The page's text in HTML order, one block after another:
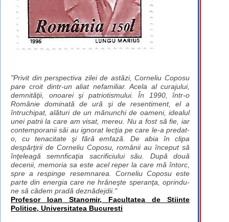
"Privit din perspectiva zilei de astăzi, Corneliu Coposu
pare croit dintr-un aliat nefamiliar. Acela al curajului,
demnităţii, onoarei şi patriotismului. În 1990, într-o
Românie dominată de ură şi de resentiment, el a
întruchipat, alături de un mănunchi de oameni, idealul
unei patrii la care am visat, mereu. Nu a fost să fie, iar
contemporanii săi au ignorat lecţia pe care le-a predat-
o, cu tenacitate şi fără emfază. De abia în clipa
despărţirii de Corneliu Coposu, românii au început să
înţeleagă semnficaţia sacrificiului său. După două
decenii, memoria sa este acel reper la care mă întorc,
spre a respinge resemnarea. Corneliu Coposu este
parte din energia care ne hrăneşte speranţa, oprindu-
ne să cădem pradă deznădejdii."
Profesor Ioan Stanomir, Facultatea de Stiinte
Politice, Universitatea Bucuresti